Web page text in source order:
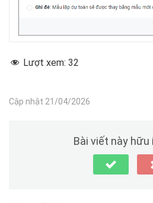
Lượt xem: 32
Cập nhật 21/04/2026
Bài viết này hữu